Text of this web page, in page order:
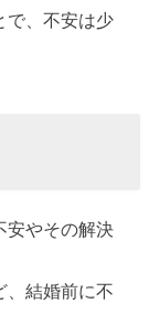
で、不安は少
安やその解決
、結婚前に不